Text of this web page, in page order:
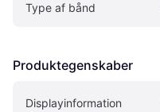
Type af bånd
Produktegenskaber
Displayinformation